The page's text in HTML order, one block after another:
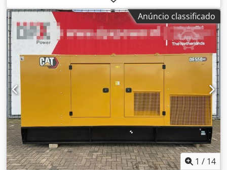
C15, Finalidade de uso: Construção civil Peso em vazio:
4.832 kg Potência do gerador: 715 kVA Dimensões do
compartimento de carga: 499 x 187 x 229 cm Certificação
CE: sim Volume do tanque de água: 910 l País de
fabricação: CN Entre em contato com a equipe DPX para
mais informações. = Outras opções e acessórios = - Bateria
- Painel de controle Dcjdpfxoxvk H Re Acksk - Teto de aço -
Caminhão-tanque
Anúncio classificado
1 / 14